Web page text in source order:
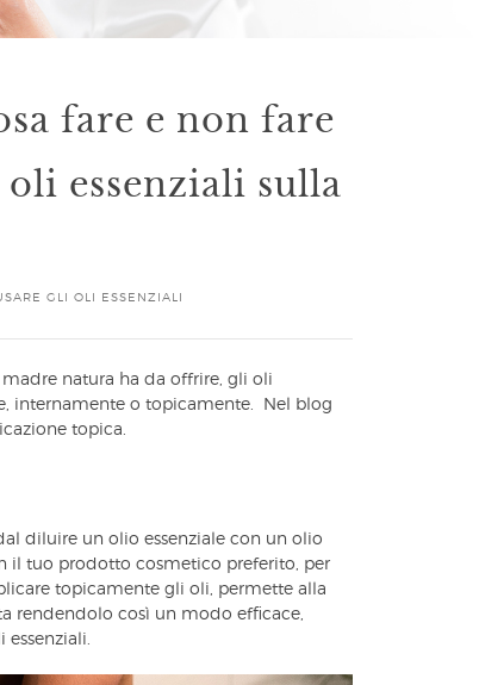
fare e non fare
essenziali sulla
GLI OLI ESSENZIALI
natura ha da offrire, gli oli
internamente o topicamente. Nel blog
topica.
diluire un olio essenziale con un olio
il tuo prodotto cosmetico preferito, per
topicamente gli oli, permette alla
rendendolo così un modo efficace,